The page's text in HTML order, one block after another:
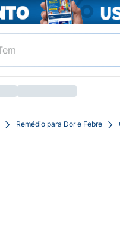
Remédio para Dor e Febre